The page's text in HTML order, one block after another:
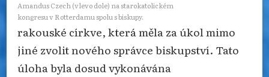
Amandus Czech (vlevo dole) na starokatolickém
kongresu v Rotterdamu spolu s biskupy.
rakouské církve, která měla za úkol mimo
jiné zvolit nového správce biskupství. Tato
úloha byla dosud vykonávána